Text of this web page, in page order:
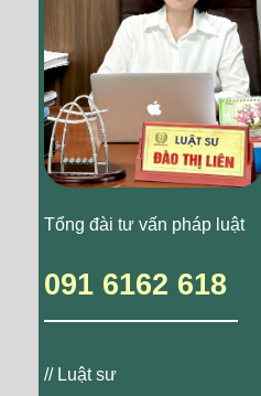
Tổng đài tư vấn pháp luật
091 6162 618
// Luật sư